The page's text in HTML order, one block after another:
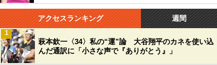
アクセスランキング 週間
萩本欽一〈34〉私の“運”論 大谷翔平のカネを使い込
んだ通訳に「小さな声で『ありがとう』」
1